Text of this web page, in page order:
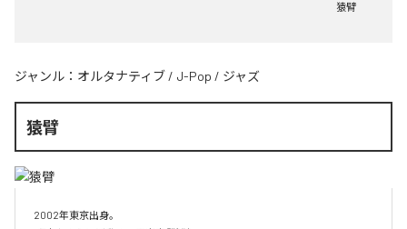
猿臂
ジャンル： オルタナティブ / J-Pop / ジャズ
猿臂
2002年東京出身。